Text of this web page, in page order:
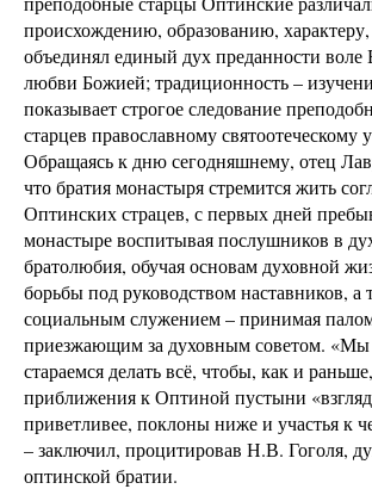
происхождению, образованию,
объединял единый дух преданности
любви Божией; традиционность –
показывает строгое следование
старцев православному святоотеческому
Обращаясь к дню сегодняшнему, отец
что братия монастыря стремится жить
Оптинских страцев, с первых дней
монастыре воспитывая послушников в
братолюбия, обучая основам духовной
борьбы под руководством наставников, а
социальным служением – принимая
приезжающим за духовным советом. «Мы
стараемся делать всё, чтобы, как и
приближения к Оптиной пустыни
приветливее, поклоны ниже и участья к
– заключил, процитировав Н.В. Гоголя,
оптинской братии.